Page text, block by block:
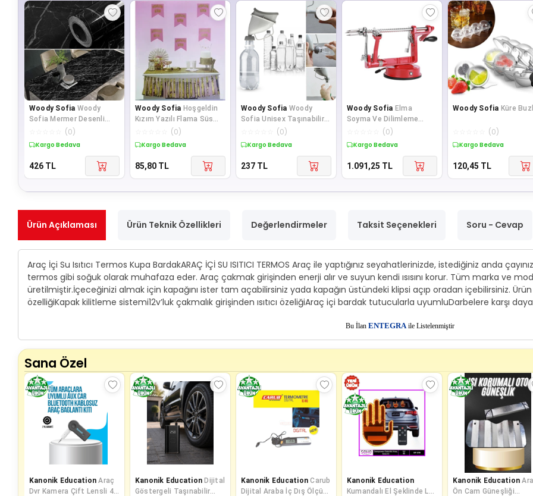
Woody Sofia Woody
Sofia Mermer Desenli
Masa Tezgah Mutfak Su
Geçirmez Yapışka
(0)
Kargo Bedava
426 TL
Woody Sofia Hoşgeldin
Kızım Yazılı Flama Süs
Pembe Üzeri Altın Renk
(0)
Kargo Bedava
85,80 TL
Woody Sofia Woody
Sofia Unisex Taşınabilir
Hijjenik Seyahat Tuvalet
Aparatı S
(0)
Kargo Bedava
237 TL
Woody Sofia Elma
Soyma Ve Dilimleme
Makinesi Çelik
(0)
Kargo Bedava
1.091,25 TL
Woody Sofia Küre
(0)
Kargo Bedava
120,45 TL
Ürün Açıklaması Ürün Teknik Özellikleri Değerlendirmeler Taksit Seçenekleri Soru - Cevap
Araç İçi Su Isıtıcı Termos Kupa BardakARAÇ İÇİ SU ISITICI TERMOS Araç ile yaptığınız seyahatlerinizde, istediğiniz anda
termos gibi soğuk olarak muhafaza eder. Araç çakmak girişinden enerji alır ve suyun kendi ısısını korur. Tüm marka ve
üretilmiştir.İçeceğinizi almak için kapağını ister tam açabilirsiniz yada kapağın üstündeki klipsi açıp oradan içebilirsiniz.
özelliğiKapak kilitleme sistemi12v’luk çakmalık girişinden ısıtıcı özeliğiAraç içi bardak tutucularla uyumluDarbelere karşı
Bu İlan ENTEGRAile Listelenmiştir
Sana Özel
Kanonik Education Araç
Dvr Kamera Çift Lensli 4
Kanonik Education Dijital
Göstergeli Taşınabilir
Kanonik Education Carub
Dijital Araba İç Dış Ölçüm
Kanonik Education
Kumandalı El Şeklinde Led
Kanonik Education
Ön Cam Güneşliği